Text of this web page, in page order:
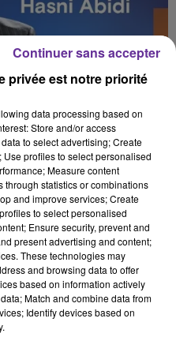
Europe
: GRAND PROJET
?
privée est notre priorité
data processing based on
Store and/or access
to select advertising; Create
profiles to select personalised
Measure content
statistics or combinations
and improve services; Create
to select personalised
Ensure security, prevent and
present advertising and content;
These technologies may
and browsing data to offer
based on information actively
Match and combine data from
Identify devices based on
Continuer sans accepter